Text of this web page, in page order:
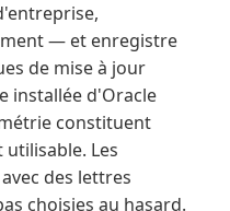
— et enregistre
de mise à jour
installée d'Oracle
constituent
Les
des lettres
choisies au hasard.